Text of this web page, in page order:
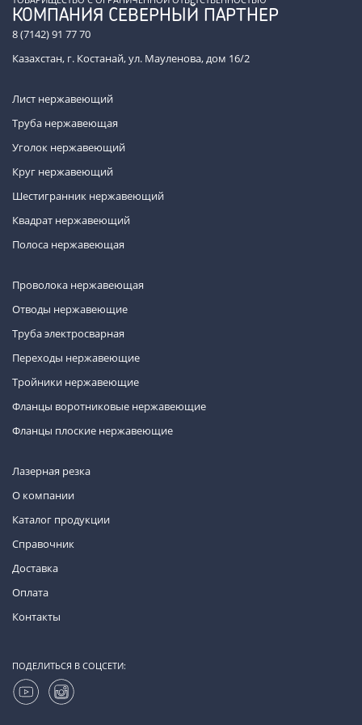
КОМПАНИЯ СЕВЕРНЫЙ ПАРТНЕР
8 (7142) 91 77 70
Казахстан, г. Костанай, ул. Мауленова, дом 16/2
Лист нержавеющий
Труба нержавеющая
Уголок нержавеющий
Круг нержавеющий
Шестигранник нержавеющий
Квадрат нержавеющий
Полоса нержавеющая
Проволока нержавеющая
Отводы нержавеющие
Труба электросварная
Переходы нержавеющие
Тройники нержавеющие
Фланцы воротниковые нержавеющие
Фланцы плоские нержавеющие
Лазерная резка
О компании
Каталог продукции
Справочник
Доставка
Оплата
Контакты
ПОДЕЛИТЬСЯ В СОЦСЕТИ: